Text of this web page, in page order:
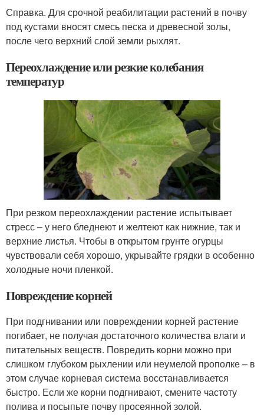
Справка. Для срочной реабилитации растений в почву
под кустами вносят смесь песка и древесной золы,
после чего верхний слой земли рыхлят.
Переохлаждение или резкие колебания
температур
При резком переохлаждении растение испытывает
стресс – у него бледнеют и желтеют как нижние, так и
верхние листья. Чтобы в открытом грунте огурцы
чувствовали себя хорошо, укрывайте грядки в особенно
холодные ночи пленкой.
Повреждение корней
При подгнивании или повреждении корней растение
погибает, не получая достаточного количества влаги и
питательных веществ. Повредить корни можно при
слишком глубоком рыхлении или неумелой прополке – в
этом случае корневая система восстанавливается
быстро. Если же корни подгнивают, смените частоту
полива и посыпьте почву просеянной золой.